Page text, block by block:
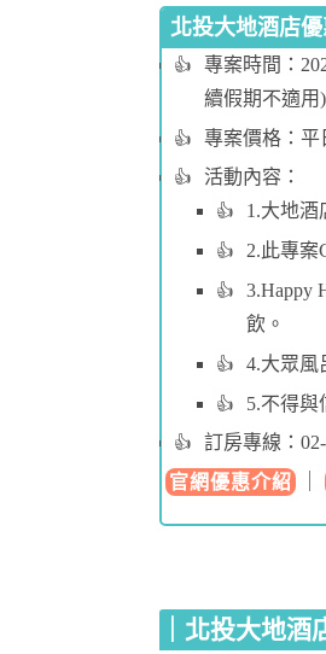
北投大地酒店優
專案時間：
續假期不適用)
專案價格：平
活動內容：
1.大地酒
2.此專案
3.Happy
飲。
4.大眾風
5.不得與
訂房專線：
官網優惠介紹
｜北投大地